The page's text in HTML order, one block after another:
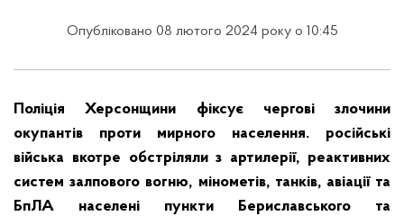
Опубліковано 08 лютого 2024 року о 10:45
Поліція Херсонщини фіксує чергові злочини
окупантів проти мирного населення. російські
війська вкотре обстріляли з артилерії, реактивних
систем залпового вогню, мінометів, танків, авіації та
БпЛА населені пункти Бериславського та